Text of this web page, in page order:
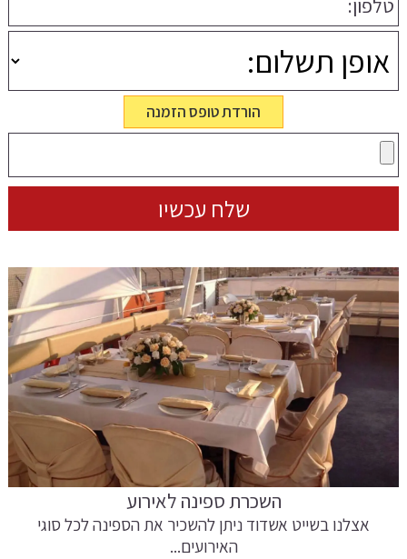
הורדת טופס הזמנה
השכרת ספינה לאירוע
אצלנו בשייט אשדוד ניתן להשכיר את הספינה לכל סוגי
האירועים...